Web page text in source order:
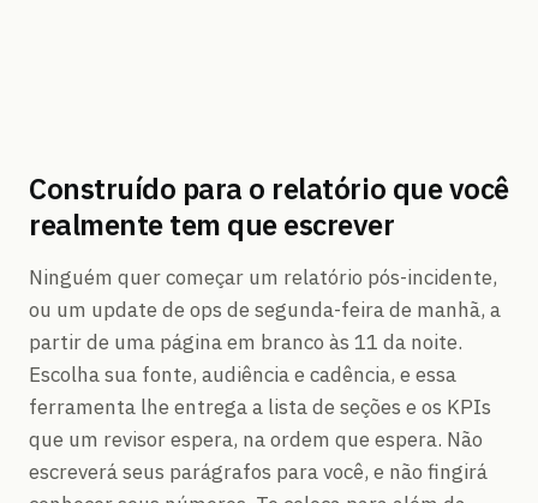
Construído para o relatório que você
realmente tem que escrever
Ninguém quer começar um relatório pós-incidente,
ou um update de ops de segunda-feira de manhã, a
partir de uma página em branco às 11 da noite.
Escolha sua fonte, audiência e cadência, e essa
ferramenta lhe entrega a lista de seções e os KPIs
que um revisor espera, na ordem que espera. Não
escreverá seus parágrafos para você, e não fingirá